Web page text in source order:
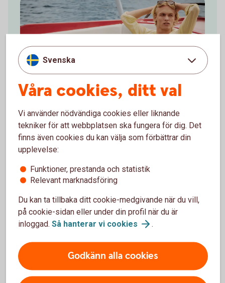
30 % på The Resort Co
Kollektionerna erbjuder pikétröjor, t-shirts, skjortor,
badbyxor, solglasögon och andra accessoarer.
Använd ditt Mastercard Platinum för att ta del av
erbjudandet. Erbjudandet gäller under 2026.
Svenska
Våra cookies, ditt val
Vi använder nödvändiga cookies eller liknande
tekniker för att webbplatsen ska fungera för dig. Det
finns även cookies du kan välja som förbättrar din
upplevelse:
Funktioner, prestanda och statistik
Relevant marknadsföring
Du kan ta tillbaka ditt cookie-medgivande när du vill,
på cookie-sidan eller under din profil när du är
inloggad. Så hanterar vi cookies .
Godkänn alla cookies